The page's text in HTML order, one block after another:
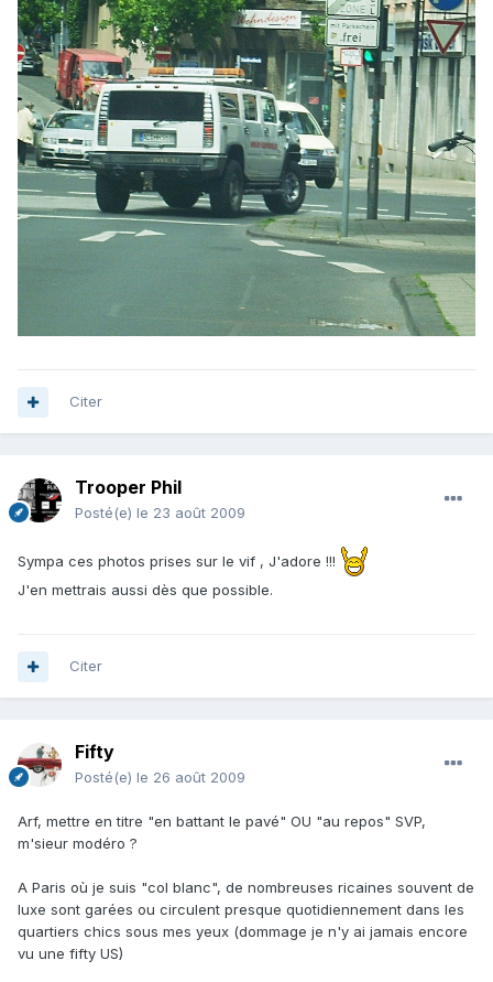
Citer
Trooper Phil
Posté(e) le 23 août 2009
Sympa ces photos prises sur le vif , J'adore !!!
J'en mettrais aussi dès que possible.
Citer
Fifty
Posté(e) le 26 août 2009
Arf, mettre en titre "en battant le pavé" OU "au repos" SVP,
m'sieur modéro ?
A Paris où je suis "col blanc", de nombreuses ricaines souvent de
luxe sont garées ou circulent presque quotidiennement dans les
quartiers chics sous mes yeux (dommage je n'y ai jamais encore
vu une fifty US)